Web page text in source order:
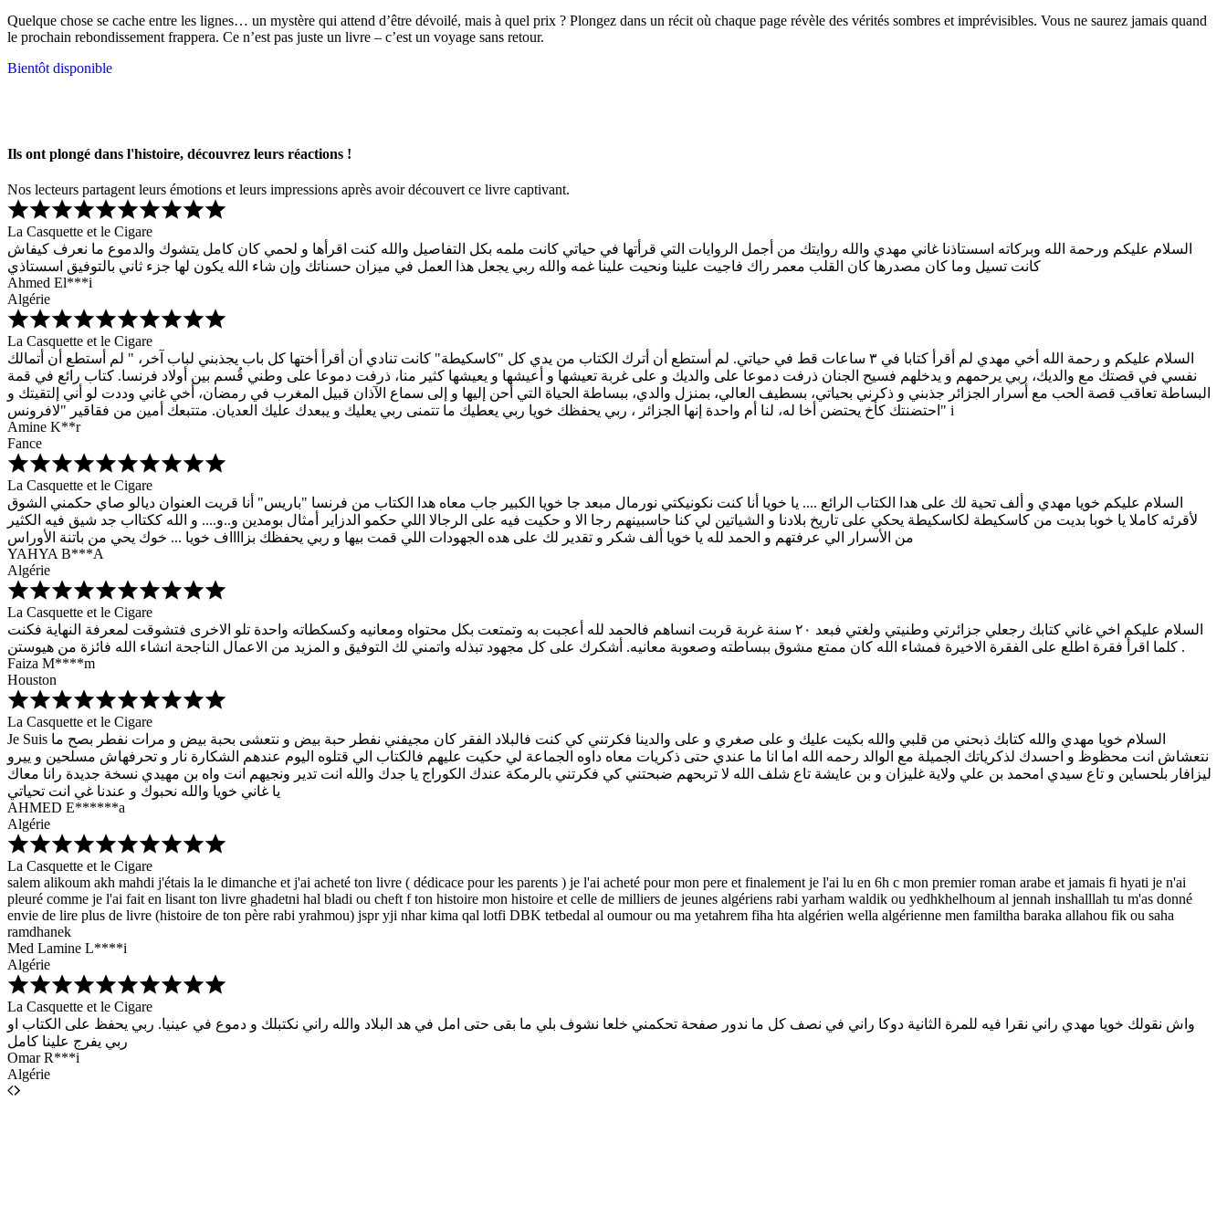
Quelque chose se cache entre les lignes… un mystère qui attend d’être dévoilé, mais à quel prix ? Plongez dans un récit où chaque page révèle des vérités sombres et imprévisibles. Vous ne saurez jamais quand
le prochain rebondissement frappera. Ce n’est pas juste un livre – c’est un voyage sans retour.
Bientôt disponible
Ils ont plongé dans l'histoire, découvrez leurs réactions !
Nos lecteurs partagent leurs émotions et leurs impressions après avoir découvert ce livre captivant.
La Casquette et le Cigare
السلام عليكم ورحمة الله وبركاته اسستاذنا غاني مهدي والله روايتك من أجمل الروايات التي قرأتها في حياتي كانت ملمه بكل التفاصيل والله كنت اقرأها و لحمي كان كامل يتشوك والدموع ما نعرف كيفاش
كانت تسيل وما كان مصدرها كان القلب معمر راك فاجيت علينا ونحيت علينا غمه والله ربي يجعل هذا العمل في ميزان حسناتك وإن شاء الله يكون لها جزء ثاني بالتوفيق اسستاذي
Ahmed El***i
Algérie
La Casquette et le Cigare
السلام عليكم و رحمة الله أخي مهدي لم أقرأ كتابا في ٣ ساعات قط في حياتي. لم أستطع أن أترك الكتاب من يدي كل "كاسكيطة" كانت تنادي أن أقرأ أختها كل باب يجذبني لباب آخر، " لم أستطع أن أتمالك
نفسي في قصتك مع والديك، ربي يرحمهم و يدخلهم فسيح الجنان ذرفت دموعا على والديك و على غربة تعيشها و أعيشها و يعيشها كثير منا، ذرفت دموعا على وطني قُسم بين أولاد فرنسا. كتاب رائع في قمة
البساطة تعاقب قصة الحب مع أسرار الجزائر جذبني و ذكرني بحياتي، بسطيف العالي، بمنزل والدي، ببساطة الحياة التي أحن إليها و إلى سماع الآذان قبيل المغرب في رمضان، أخي غاني وددت لو أني إلتقيتك و
احتضنتك كأخ يحتضن أخا له، لنا أم واحدة إنها الجزائر ، ربي يحفظك خويا ربي يعطيك ما تتمنى ربي يعليك و يبعدك عليك العديان. متتبعك أمين من فقاقير "لافرونس" i
Amine K**r
Fance
La Casquette et le Cigare
السلام عليكم خويا مهدي و ألف تحية لك على هدا الكتاب الرائع .... يا خويا أنا كنت نكونيكتي نورمال مبعد جا خويا الكبير جاب معاه هدا الكتاب من فرنسا "باريس" أنا قريت العنوان ديالو صاي حكمني الشوق
لأقرئه كاملا يا خوبا بديت من كاسكيطة لكاسكيطة يحكي على تاريخ بلادنا و الشياتين لي كنا حاسبينهم رجا الا و حكيت فيه على الرجالا اللي حكمو الدزاير أمثال بومدين و..و.... و الله ككتااب جد شيق فيه الكثير
من الأسرار الي عرفتهم و الحمد لله يا خويا ألف شكر و تقدير لك على هده الجهودات اللي قمت بيها و ربي يحفظك بزااااف خويا ... خوك يحي من باتنة الأوراس
YAHYA B***A
Algérie
La Casquette et le Cigare
السلام عليكم اخي غاني كتابك رجعلي جزائرتي وطنيتي ولغتي فبعد ٢٠ سنة غربة قربت انساهم فالحمد لله أعجبت به وتمتعت بكل محتواه ومعانيه وكسكطاته واحدة تلو الاخرى فتشوقت لمعرفة النهاية فكنت
كلما اقرأ فقرة اطلع على الفقرة الاخيرة فمشاء الله كان ممتع مشوق ببساطته وصعوبة معانيه. أشكرك على كل مجهود تبذله واتمني لك التوفيق و المزيد من الاعمال الناجحة انشاء الله فائزة من هيوستن .
Faiza M****m
Houston
La Casquette et le Cigare
Je Suis السلام خويا مهدي والله كتابك ذبحني من قلبي والله بكيت عليك و على صغري و على والدينا فكرتني كي كنت فالبلاد الفقر كان مجيفني نفطر حبة بيض و نتعشى بحبة بيض و مرات نفطر بصح ما
نتعشاش انت محظوظ و احسدك لذكرياتك الجميلة مع الوالد رحمه الله اما انا ما عندي حتى ذكريات معاه داوه الجماعة لي حكيت عليهم فالكتاب الي قتلوه اليوم عندهم الشكارة نار و تحرفهاش مسلحين و ييرو
ليزافار بلحساين و تاع سيدي امحمد بن علي ولاية غليزان و بن عايشة تاع شلف الله لا تربحهم ضبحتني كي فكرتني بالرمكة عندك الكوراج يا جدك والله انت تدير ونجيهم انت واه بن مهيدي نسخة جديدة رانا معاك
يا غاني خويا والله نحبوك و عندنا غي انت تحياتي
AHMED E******a
Algérie
La Casquette et le Cigare
salem alikoum akh mahdi j'étais la le dimanche et j'ai acheté ton livre ( dédicace pour les parents ) je l'ai acheté pour mon pere et finalement je l'ai lu en 6h c mon premier roman arabe et jamais fi hyati je n'ai
pleuré comme je l'ai fait en lisant ton livre ghadetni hal bladi ou cheft f ton histoire mon histoire et celle de milliers de jeunes algériens rabi yarham waldik ou yedhkhelhoum al jennah inshalllah tu m'as donné
envie de lire plus de livre (histoire de ton père rabi yrahmou) jspr yji nhar kima qal lotfi DBK tetbedal al oumour ou ma yetahrem fiha hta algérien wella algérienne men familtha baraka allahou fik ou saha
ramdhanek
Med Lamine L****i
Algérie
La Casquette et le Cigare
واش نقولك خويا مهدي راني نقرا فيه للمرة الثانية دوكا راني في نصف كل ما ندور صفحة تحكمني خلعا نشوف بلي ما بقى حتى امل في هد البلاد والله راني نكتبلك و دموع في عينيا. ربي يحفظ على الكتاب او
ربي يفرج علينا كامل
Omar R***i
Algérie